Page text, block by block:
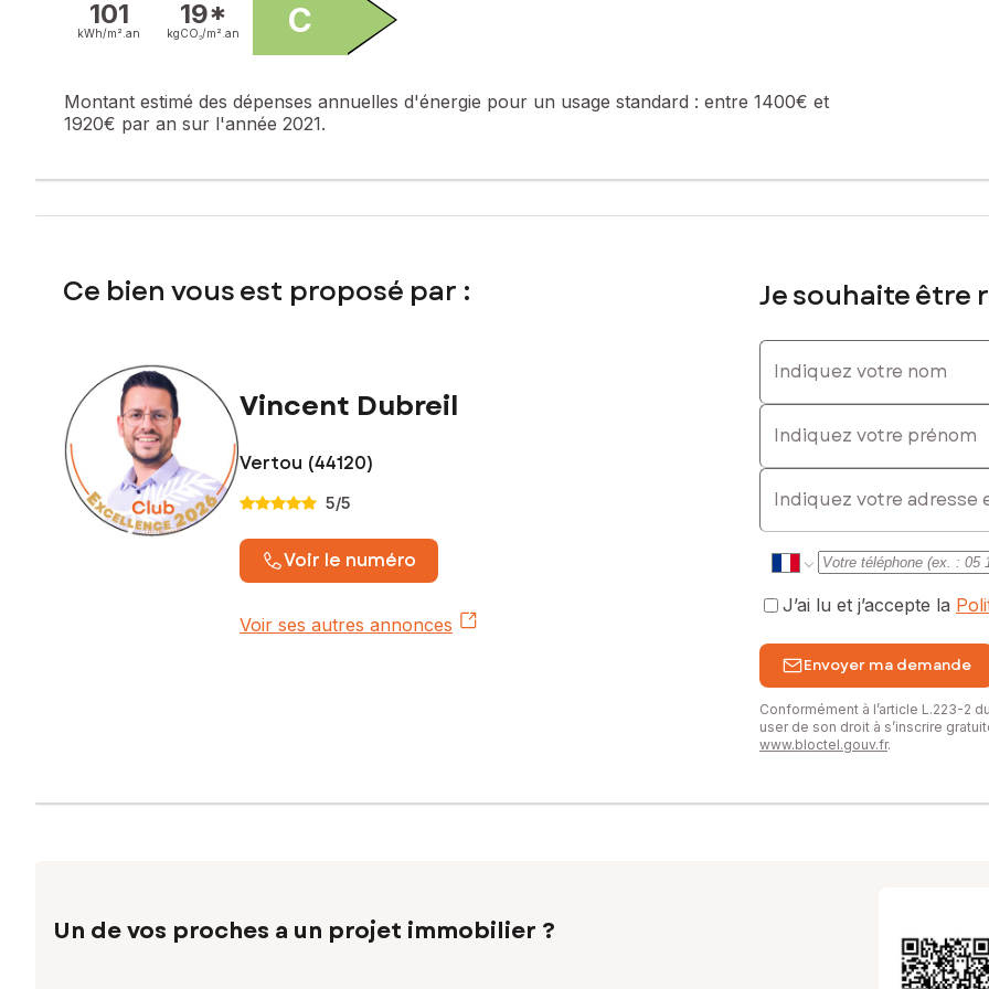
Une maison lumineuse, fonctionnelle et idéale pour accueillir votre famille dans les meilleures conditions.
Il ne vous reste plus qu’à poser vos valises !
Prix de vente : 672 000 €
014
101
kWh/m². an
19*
kgCO₂/m². an C
Montant estimé des dépenses annuelles d'énergie pour un usage standard : entre 1400€ et
1920€ par an sur l'année 2021.
Ce bien vous est proposé par :
Vincent Dubreil
Vertou (44120)
5/5
Voir le numéro
Voir ses autres annonces
Je souhaite être
Indiquez votre nom
Indiquez votre prénom
E-mail
J’ai lu et j’accepte la
Envoyer ma demande
Conformément à l’article L.223-2
user de son droit à s’inscrire
www.bloctel.gouv.fr.
Un de vos proches a un projet immobilier ?